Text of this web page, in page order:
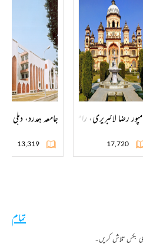
رضا لائبریری، رام پور
17,720
جامعہ ہمدرد، دہلی
13,319
بکس تلاش کریں۔
تمام